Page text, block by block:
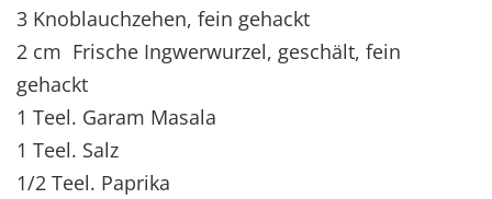
3 Knoblauchzehen, fein gehackt
2 cm Frische Ingwerwurzel, geschält, fein
gehackt
1 Teel. Garam Masala
1 Teel. Salz
1/2 Teel. Paprika